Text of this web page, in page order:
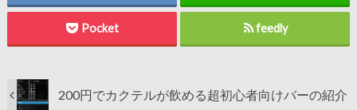
Pocket feedly
200円でカクテルが飲める超初心者向けバーの紹介